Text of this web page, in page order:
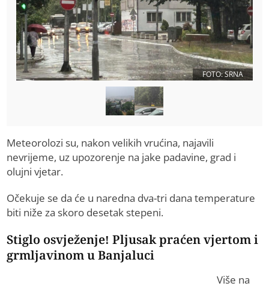
FOTO: SRNA
Meteorolozi su, nakon velikih vrućina, najavili
nevrijeme, uz upozorenje na jake padavine, grad i
olujni vjetar.
Očekuje se da će u naredna dva-tri dana temperature
biti niže za skoro desetak stepeni.
Stiglo osvježenje! Pljusak praćen vjertom i
grmljavinom u Banjaluci
Više na